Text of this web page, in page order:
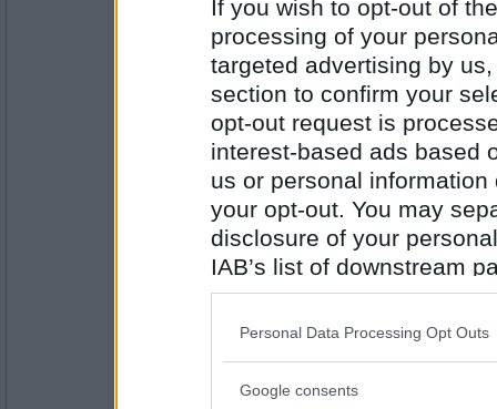
If you wish to opt-out of
processing of your
targeted advertising by
section to confirm your
opt-out request is
interest-based ads based
us or personal
your opt-out. You may
disclosure of your
IAB’s list of downstream
also be disclosed by us
Downstream Participants
Please note that this
Personal Data Processing Opt Outs
Google consents
Antal inlägg:
saittam75- Ej medlem längre
Antal inlägg:
16806
kantboll
MissJohanna